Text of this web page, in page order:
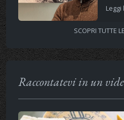
Leggi
SCOPRI TUTTE
Raccontatevi in un